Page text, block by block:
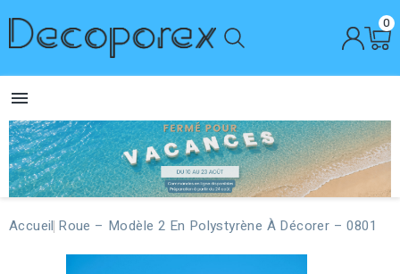
0

Accueil Roue – Modèle 2 En Polystyrène À Décorer – 0801